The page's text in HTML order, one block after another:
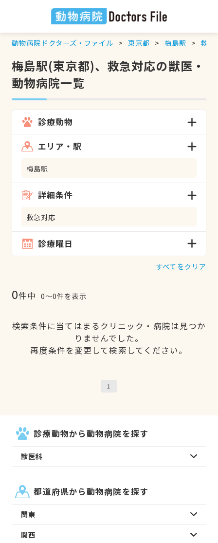
動物病院ドクターズ・ファイル 東京都 梅島駅 救急
梅島駅(東京都)、救急対応の獣医・
動物病院一覧
診療動物
エリア・駅
梅島駅
詳細条件
救急対応
診療曜日
すべてをクリア
0件中 0〜0件を表示
検索条件に当てはまるクリニック・病院は見つか
りませんでした。
再度条件を変更して検索してください。
1
診療動物から動物病院を探す
獣医科
都道府県から動物病院を探す
関東
関西